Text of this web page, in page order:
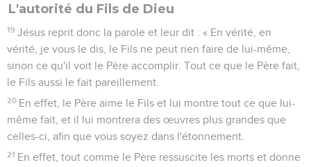
L'autorité du Fils de Dieu
19 Jésus reprit donc la parole et leur dit : « En vérité, en
vérité, je vous le dis, le Fils ne peut rien faire de lui-même,
sinon ce qu'il voit le Père accomplir. Tout ce que le Père fait,
le Fils aussi le fait pareillement.
20 En effet, le Père aime le Fils et lui montre tout ce que lui-
même fait, et il lui montrera des œuvres plus grandes que
celles-ci, afin que vous soyez dans l'étonnement.
21 En effet, tout comme le Père ressuscite les morts et donne